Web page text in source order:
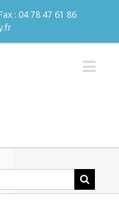
: 04 78 47 61 86